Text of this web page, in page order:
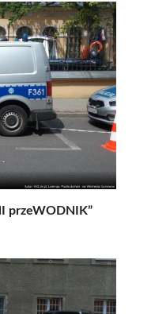
przeWODNIK”